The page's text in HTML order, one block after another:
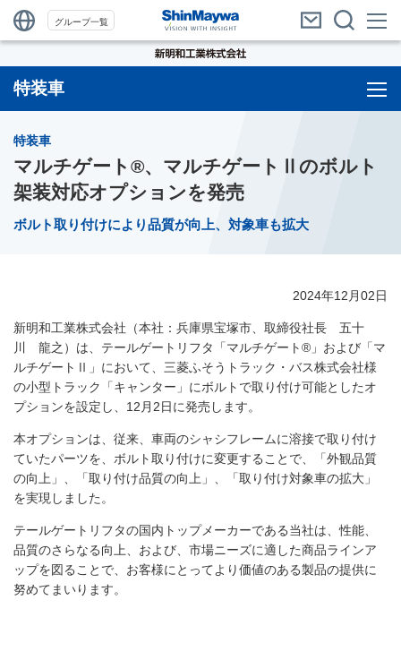
グループ一覧
特装車
特装車
マルチゲート®、マルチゲートⅡのボルト
架装対応オプションを発売
ボルト取り付けにより品質が向上、対象車も拡大
2024年12月02日
新明和工業株式会社（本社：兵庫県宝塚市、取締役社長 五十
川 龍之）は、テールゲートリフタ「マルチゲート®」および「マ
ルチゲートⅡ」において、三菱ふそうトラック・バス株式会社様
の小型トラック「キャンター」にボルトで取り付け可能としたオ
プションを設定し、12月2日に発売します。
本オプションは、従来、車両のシャシフレームに溶接で取り付け
ていたパーツを、ボルト取り付けに変更することで、「外観品質
の向上」、「取り付け品質の向上」、「取り付け対象車の拡大」
を実現しました。
テールゲートリフタの国内トップメーカーである当社は、性能、
品質のさらなる向上、および、市場ニーズに適した商品ラインア
ップを図ることで、お客様にとってより価値のある製品の提供に
努めてまいります。